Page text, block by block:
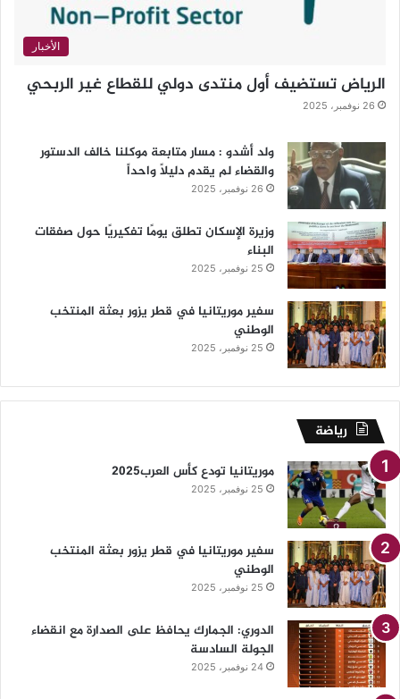
الأخبار
الرياض تستضيف أول منتدى دولي للقطاع غير الربحي
26 نوفمبر، 2025
ولد أشدو : مسار متابعة موكلنا خالف الدستور
والقضاء لم يقدم دليلاً واحداً
26 نوفمبر، 2025
وزيرة الإسكان تطلق يومًا تفكيريًا حول صفقات
البناء
25 نوفمبر، 2025
سفير موريتانيا في قطر يزور بعثة المنتخب
الوطني
25 نوفمبر، 2025
رياضة
موريتانيا تودع كأس العرب2025
25 نوفمبر، 2025
سفير موريتانيا في قطر يزور بعثة المنتخب
الوطني
25 نوفمبر، 2025
الدوري: الجمارك يحافظ على الصدارة مع انقضاء
الجولة السادسة
24 نوفمبر، 2025